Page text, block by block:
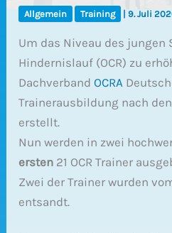
Allgemein Training 9. Juli
Um das Niveau des jungen
Hindernislauf (OCR) zu
DachverbandOCRA
Trainerausbildung nach
erstellt.
Nun werden in zwei
ersten 21 OCR Trainer
Zwei der Trainer wurden
entsandt.